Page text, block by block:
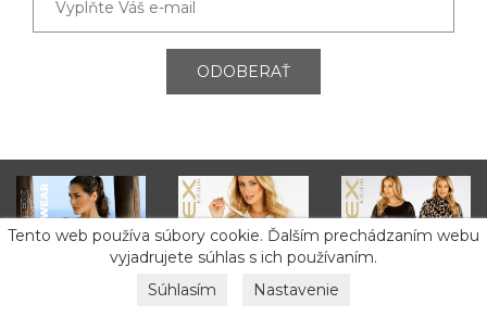
ODOBERAŤ
Tento web používa súbory cookie. Ďalším prechádzaním webu
vyjadrujete súhlas s ich používaním.
Súhlasím
Nastavenie